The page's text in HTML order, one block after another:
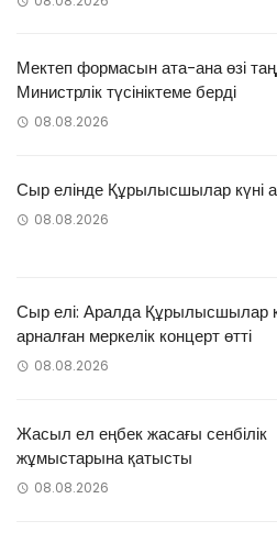
Мектеп формасын ата-ана өзі
Министрлік түсініктеме берді
08.08.2026
Сыр елінде Құрылысшылар күні
08.08.2026
Сыр елі: Аралда Құрылысшылар
арналған меркелік концерт өтті
08.08.2026
Жасыл ел еңбек жасағы сенбілік
жұмыстарына қатысты
08.08.2026